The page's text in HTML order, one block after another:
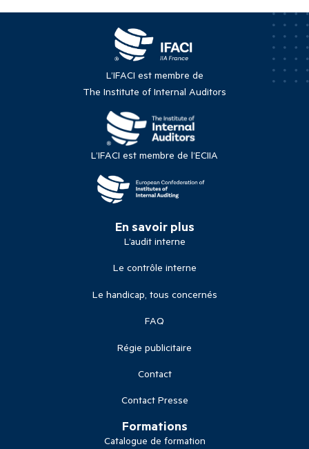
L’IFACI est membre de
The Institute of Internal Auditors
L’IFACI est membre de l’ECIIA
En savoir plus
L’audit interne
Le contrôle interne
Le handicap, tous concernés
FAQ
Régie publicitaire
Contact
Contact Presse
Formations
Catalogue de formation